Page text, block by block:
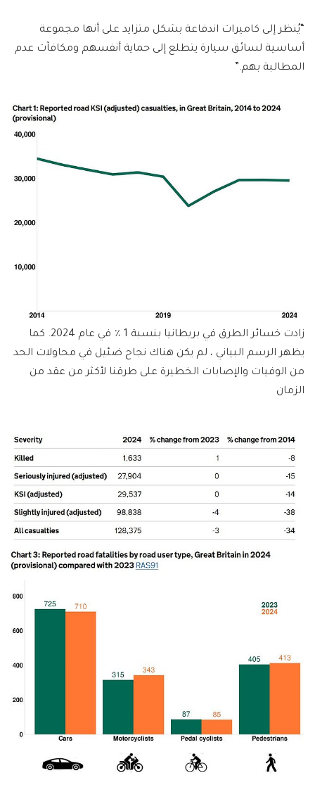
“يُنظر إلى كاميرات اندفاعة بشكل متزايد على أنها مجموعة
أساسية لسائق سيارة يتطلع إلى حماية أنفسهم ومكافآت عدم
المطالبة بهم.”
زادت خسائر الطرق في بريطانيا بنسبة 1 ٪ في عام 2024. كما
يظهر الرسم البياني ، لم يكن هناك نجاح ضئيل في محاولات الحد
من الوفيات والإصابات الخطيرة على طرقنا لأكثر من عقد من
الزمان